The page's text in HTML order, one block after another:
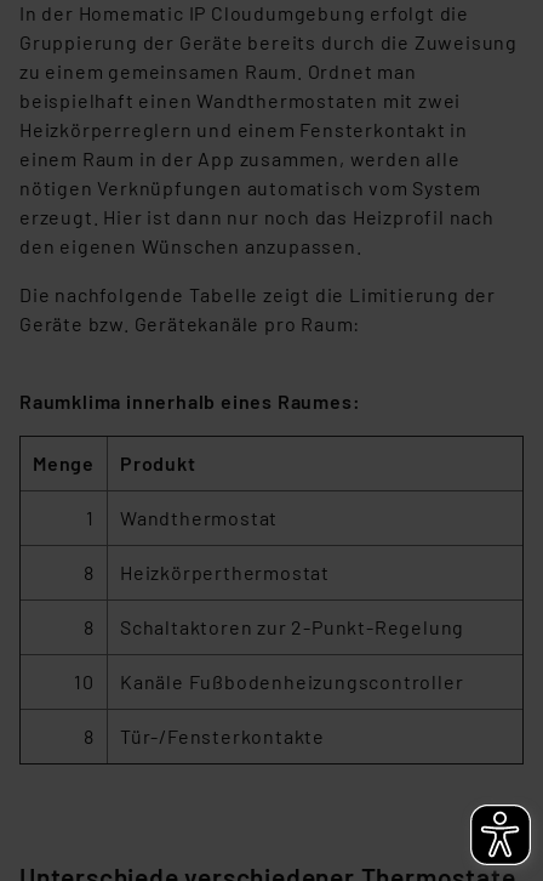
In der Homematic IP Cloudumgebung erfolgt die
Gruppierung der Geräte bereits durch die Zuweisung
zu einem gemeinsamen Raum. Ordnet man
beispielhaft einen Wandthermostaten mit zwei
Heizkörperreglern und einem Fensterkontakt in
einem Raum in der App zusammen, werden alle
nötigen Verknüpfungen automatisch vom System
erzeugt. Hier ist dann nur noch das Heizprofil nach
den eigenen Wünschen anzupassen.
Die nachfolgende Tabelle zeigt die Limitierung der
Geräte bzw. Gerätekanäle pro Raum:
Raumklima innerhalb eines Raumes:
Menge Produkt
1 Wandthermostat
8 Heizkörperthermostat
8 Schaltaktoren zur 2-Punkt-Regelung
10 Kanäle Fußbodenheizungscontroller
8 Tür-/Fensterkontakte